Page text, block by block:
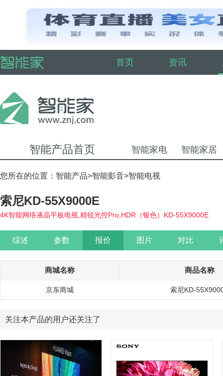
首页 资讯
智能产品首页 智能家电 智能家居
您所在的位置： 智能产品>智能影音>智能电视
索尼KD-55X9000E
4K智能网络液晶平板电视,精锐光控Pro,HDR（银色）KD-55X9000E
综述 参数 报价 图片 对比
商城名称 商品名称
京东商城 索尼KD-
关注本产品的用户还关注了